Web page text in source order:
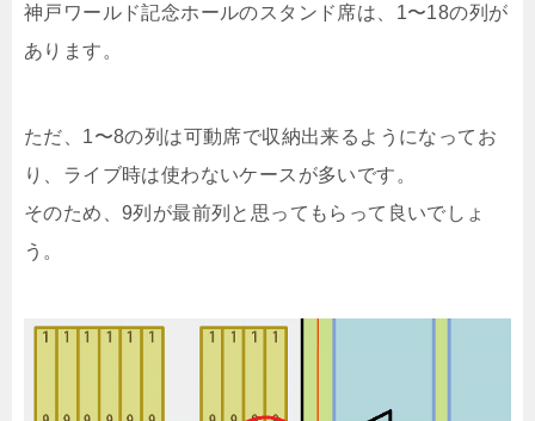
神戸ワールド記念ホールのスタンド席は、1〜18の列が
あります。
ただ、1〜8の列は可動席で収納出来るようになってお
り、ライブ時は使わないケースが多いです。
そのため、9列が最前列と思ってもらって良いでしょ
う。